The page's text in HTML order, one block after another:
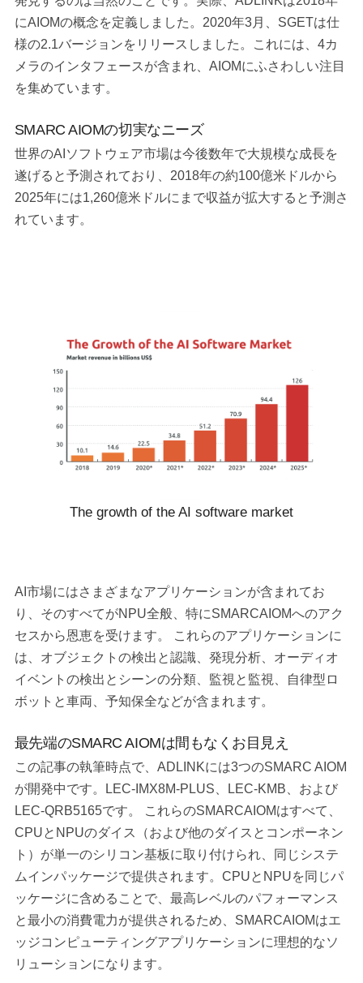
にAIOMの概念を定義しました。2020年3月、SGETは仕
様の2.1バージョンをリリースしました。これには、4カ
メラのインタフェースが含まれ、AIOMにふさわしい注目
を集めています。
SMARC AIOMの切実なニーズ
世界のAIソフトウェア市場は今後数年で大規模な成長を
遂げると予測されており、2018年の約100億米ドルから
2025年には1,260億米ドルにまで収益が拡大すると予測さ
れています。
The growth of the AI software market
AI市場にはさまざまなアプリケーションが含まれてお
り、そのすべてがNPU全般、特にSMARCAIOMへのアク
セスから恩恵を受けます。 これらのアプリケーションに
は、オブジェクトの検出と認識、発現分析、オーディオ
イベントの検出とシーンの分類、監視と監視、自律型ロ
ボットと車両、予知保全などが含まれます。
最先端のSMARC AIOMは間もなくお目見え
この記事の執筆時点で、ADLINKには3つのSMARC AIOM
が開発中です。LEC-IMX8M-PLUS、LEC-KMB、および
LEC-QRB5165です。 これらのSMARCAIOMはすべて、
CPUとNPUのダイス（および他のダイスとコンポーネン
ト）が単一のシリコン基板に取り付けられ、同じシステ
ムインパッケージで提供されます。CPUとNPUを同じパ
ッケージに含めることで、最高レベルのパフォーマンス
と最小の消費電力が提供されるため、SMARCAIOMはエ
ッジコンピューティングアプリケーションに理想的なソ
リューションになります。